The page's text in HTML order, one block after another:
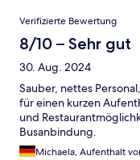
Bewertungen
Verifizierte Bewertung
8/10 – Sehr gut
30. Aug. 2024
Sauber, nettes
für einen kurzen
und
Busanbindung.
Michaela, Aufenthalt